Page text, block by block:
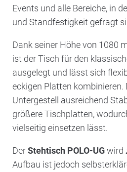
Events und alle Bereiche, in
und Standfestigkeit gefragt
Dank seiner Höhe von 1080
ist der Tisch für den
ausgelegt und lässt sich
eckigen Platten kombinieren.
Untergestell ausreichend
größere Tischplatten,
vielseitig einsetzen lässt.
DerStehtisch POLO-UGwird
Aufbau ist jedoch